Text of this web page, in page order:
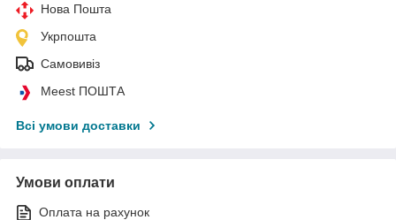
Нова Пошта
Укрпошта
Самовивіз
Meest ПОШТА
Всі умови доставки
Умови оплати
Оплата на рахунок